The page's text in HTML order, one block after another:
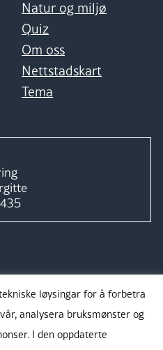
Natur og miljø
Quiz
Om oss
Nettstadskart
Tema
løysingar for å forbetra
analysera bruksmønster og
I den oppdaterte